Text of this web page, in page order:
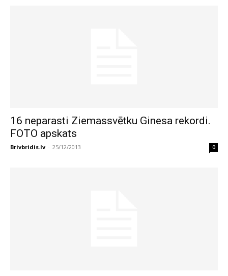
16 neparasti Ziemassvētku Ginesa rekordi.
FOTO apskats
Brivbridis.lv - 25/12/2013 0